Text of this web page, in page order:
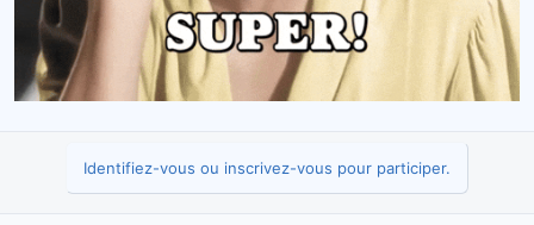
Identifiez-vous ou inscrivez-vous pour participer.